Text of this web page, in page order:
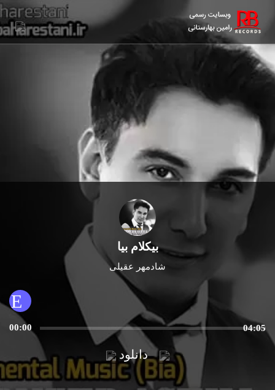
بیکلام بیا
شادمهر عقیلی
00:00 04:05
دانلود